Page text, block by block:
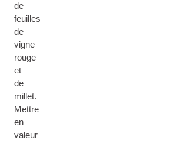
de
feuilles
de
vigne
rouge
et
de
millet.
Mettre
en
valeur